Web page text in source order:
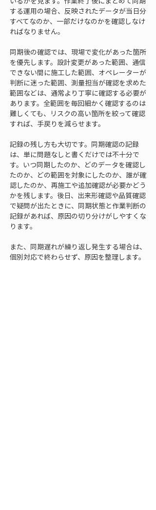
する運用の場合、反映されたデータが当日分
すべてなのか、一部だけなのかを確認しなけ
ればなりません。
同期後の確認では、現場で変化があった箇所
を優先します。設計変更があった範囲、通信
できない間に施工した範囲、オペレーターが
判断に迷った範囲、測量担当が確認を求めた
範囲などは、通常より丁寧に確認する必要が
あります。全範囲を毎回細かく確認するのは
難しくても、リスクの高い箇所を絞って確認
すれば、手戻りを減らせます。
記録の残し方も大切です。同期確認の記録
は、単に問題なしと書くだけでは不十分で
す。いつ同期したのか、どのデータを確認し
たのか、どの範囲を対象にしたのか、誰が確
認したのか、再施工や追加確認が必要かどう
かを残します。後日、出来形確認や品質確認
で疑問が出たときに、同期状態と作業判断の
記録があれば、原因の切り分けがしやすくな
ります。
また、同期遅れが繰り返し発生する場合は、
個別対応で終わらせず、原因を整理します。